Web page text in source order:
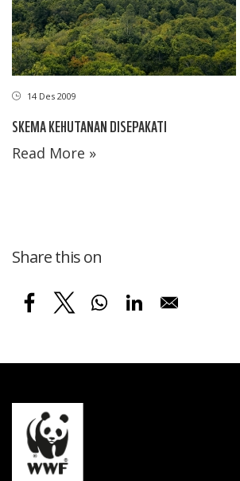
14 Des 2009
SKEMA KEHUTANAN DISEPAKATI
Read More »
Share this on